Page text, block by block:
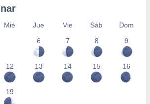
Mié Jue Vie Sáb
Dom
6
7 8 9
12 13 14 15 16
19